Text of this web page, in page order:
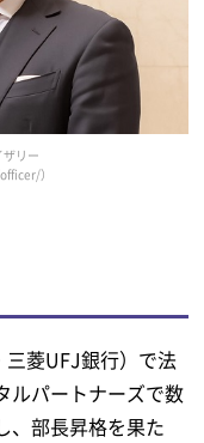
リー
）
菱UFJ銀行）で法
ルパートナーズで数
、部長昇格を果た